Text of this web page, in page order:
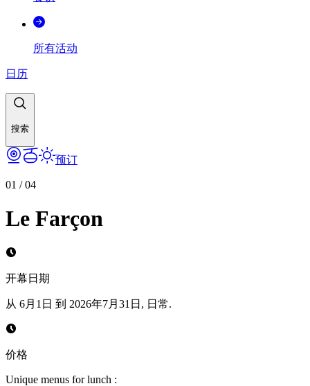
所有活动
日历
搜索
预订
01 /04
Le Farçon
开幕日期
从 6月1日 到 2026年7月31日, 日常.
价格
Unique menus for lunch :